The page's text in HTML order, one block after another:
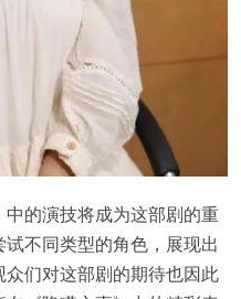
的演技将成为这部剧的重
不同类型的角色，展现出
们对这部剧的期待也因此